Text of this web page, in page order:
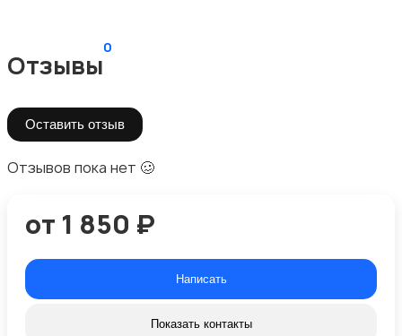
Отзывы
0
Оставить отзыв
Отзывов пока нет 🥴
от 1 850 ₽
Написать
Показать контакты